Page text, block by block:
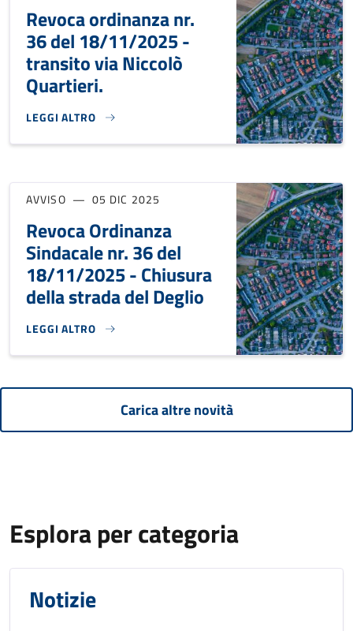
Revoca ordinanza nr.
36 del 18/11/2025 -
transito via Niccolò
Quartieri.
LEGGI ALTRO
REVOCA ORDINANZA NR. 36 DEL 18/11/2025 - TRANSITO
AVVISO 05 DIC 2025
Revoca Ordinanza
Sindacale nr. 36 del
18/11/2025 - Chiusura
della strada del Deglio
LEGGI ALTRO
REVOCA ORDINANZA SINDACALE NR. 36 DEL 18/11/2025 -
Carica altre novità
Esplora per categoria
Notizie